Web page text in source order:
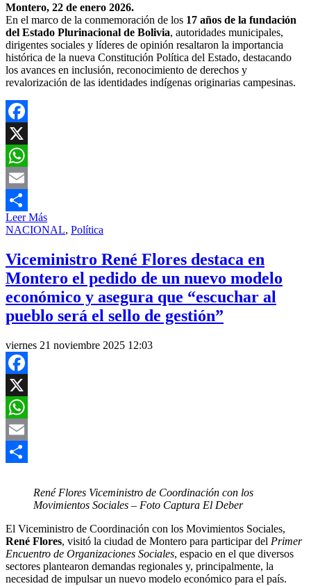
Montero, 22 de enero 2026.
En el marco de la conmemoración de los 17 años de la fundación
del Estado Plurinacional de Bolivia, autoridades municipales,
dirigentes sociales y líderes de opinión resaltaron la importancia
histórica de la nueva Constitución Política del Estado, destacando
los avances en inclusión, reconocimiento de derechos y
revalorización de las identidades indígenas originarias campesinas.
Facebook
X
WhatsApp
Email
Compartir
Leer Más
NACIONAL, Política
Viceministro René Flores destaca en
Montero el pedido de un nuevo modelo
económico y asegura que “escuchar al
pueblo será el sello de gestión”
viernes 21 noviembre 2025 12:03
Facebook
X
WhatsApp
Email
René Flores Viceministro de Coordinación con los
Movimientos Sociales – Foto Captura El Deber
El Viceministro de Coordinación con los Movimientos Sociales,
René Flores, visitó la ciudad de Montero para participar del Primer
Encuentro de Organizaciones Sociales, espacio en el que diversos
sectores plantearon demandas regionales y, principalmente, la
necesidad de impulsar un nuevo modelo económico para el país.